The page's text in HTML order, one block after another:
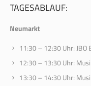
TAGESABLAUF:
Neumarkt
11:30 – 12:30 Uhr: JBO
12:30 – 13:30 Uhr:
13:30 – 14:30 Uhr: